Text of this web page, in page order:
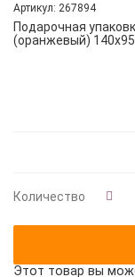
Артикул: 267894
Подарочная
(оранжевый)
Количество
Этот товар вы